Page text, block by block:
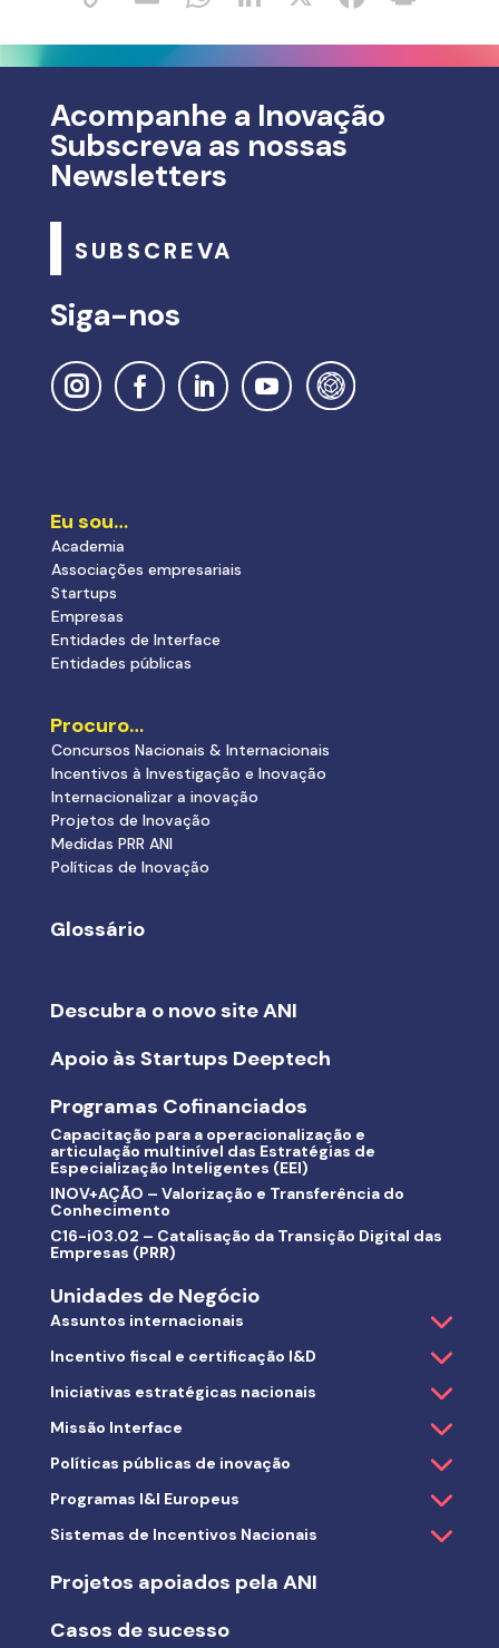
Acompanhe a Inovação
Subscreva as nossas
Newsletters
SUBSCREVA
Siga-nos
Eu sou…
Academia
Associações empresariais
Startups
Empresas
Entidades de Interface
Entidades públicas
Procuro…
Concursos Nacionais & Internacionais
Incentivos à Investigação e Inovação
Internacionalizar a inovação
Projetos de Inovação
Medidas PRR ANI
Políticas de Inovação
Glossário
Descubra o novo site ANI
Apoio às Startups Deeptech
Programas Cofinanciados
Capacitação para a operacionalização e
articulação multinível das Estratégias de
Especialização Inteligentes (EEI)
INOV+AÇÃO – Valorização e Transferência do
Conhecimento
C16-i03.02 – Catalisação da Transição Digital das
Empresas (PRR)
Unidades de Negócio
Assuntos internacionais
Incentivo fiscal e certificação I&D
Iniciativas estratégicas nacionais
Missão Interface
Políticas públicas de inovação
Programas I&I Europeus
Sistemas de Incentivos Nacionais
Projetos apoiados pela ANI
Casos de sucesso